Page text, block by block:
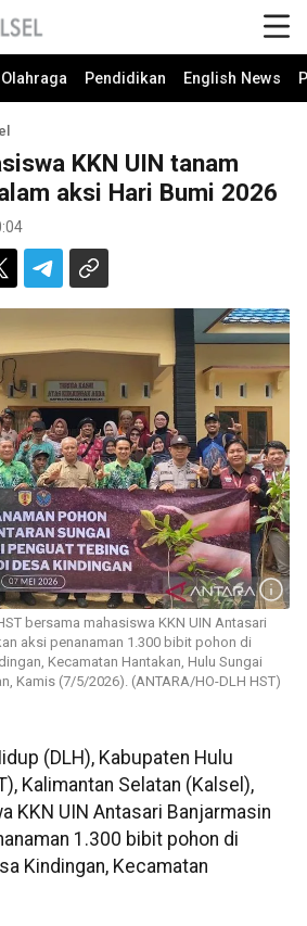
Olahraga Pendidikan English News
KKN UIN tanam
aksi Hari Bumi 2026
bersama mahasiswa KKN UIN Antasari
aksi penanaman 1.300 bibit pohon di
Kecamatan Hantakan, Hulu Sungai
Kamis (7/5/2026). (ANTARA/HO-DLH HST)
(DLH), Kabupaten Hulu
Kalimantan Selatan (Kalsel),
KKN UIN Antasari Banjarmasin
1.300 bibit pohon di
Kindingan, Kecamatan